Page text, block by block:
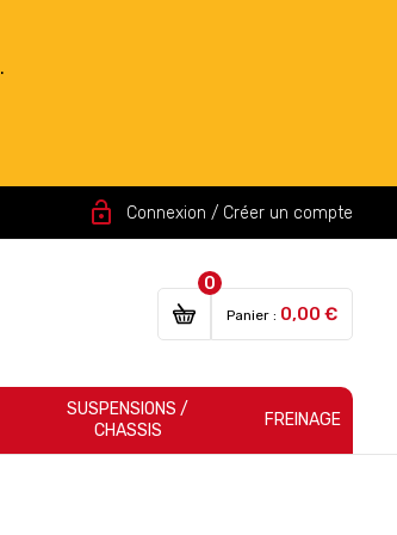
.
lock_open Connexion / Créer un compte
0
Panier : 0,00 €
SUSPENSIONS /
CHASSIS
FREINAGE